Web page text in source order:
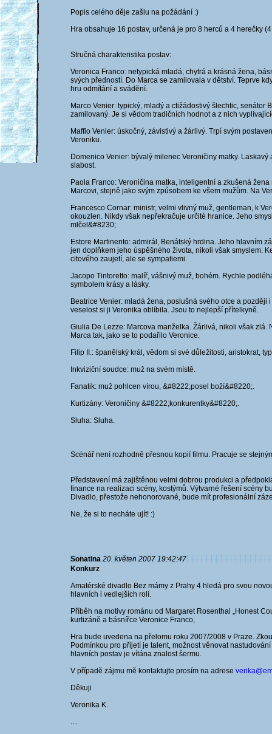
Popis celého děje zašlu na požádání :)
Hra obsahuje 16 postav, určená je pro 8 herců a 4 herečky
Stručná charakteristika postav:
Veronica Franco: netypická mladá, chytrá a krásná žena,
svých předností. Do Marca se zamilovala v dětství. Teprve
hru odmítání a svádění.
Marco Venier: typický, mladý a ctižádostivý šlechtic, senátor
zamilovaný. Je si vědom tradičních hodnot a z nich
Maffio Venier: úskočný, závistivý a žárlivý. Trpí svým
Veroniku.
Domenico Venier: bývalý milenec Veroničiny matky.
slabost.
Paola Franco: Veroničina matka, inteligentní a zkušená
Marcovi, stejně jako svým způsobem ke všem mužům. Na
Francesco Cornar: ministr, velmi vlivný muž, gentleman, k
okouzlen. Nikdy však nepřekračuje určité hranice. Jeho
mlčel&#8230;
Estore Martinento: admirál, Benátský hrdina. Jeho hlavním
jen doplňkem jeho úspěšného života, nikoli však smyslem.
citového zaujetí, ale se sympatiemi.
Jacopo Tintoretto: malíř, vášnivý muž, bohém. Rychle
symbolem krásy a lásky.
Beatrice Venier: mladá žena, poslušná svého otce a
veselost si ji Veronika oblíbila. Jsou to nejlepší přítelkyně.
Giulia De Lezze: Marcova manželka. Žárlivá, nikoli však
Marca tak, jako se to podařilo Veronice.
Filip II.: španělský král, vědom si své důležitosti, aristokrat,
Inkviziční soudce: muž na svém místě.
Fanatik: muž pohlcen vírou, &#8222;posel boží&#8220;.
Kurtizány: Veroničiny &#8222;konkurentky&#8220;.
Sluha: Sluha.
Scénář není rozhodně přesnou kopií filmu. Pracuje se
Představení má zajištěnou velmi dobrou produkci a
finance na realizaci scény, kostýmů. Výtvarné řešení scény
Divadlo, přestože nehonorované, bude mít profesionální
Ne, že si to necháte ujít! :)
Sonatina 20. květen 2007 19:42:47
Konkurz
Amatérské divadlo Bez mámy z Prahy 4 hledá pro svou
hlavních i vedlejších rolí.
Příběh na motivy románu od Margaret Rosenthal „Honest
kurtizáně a básnířce Veronice Franco,
Hra bude uvedena na přelomu roku 2007/2008 v Praze.
Podmínkou pro přijetí je talent, možnost věnovat
hlavních postav je vítána znalost šermu.
V případě zájmu mě kontaktujte prosím na adrese
Děkuji
Veronika K.
…